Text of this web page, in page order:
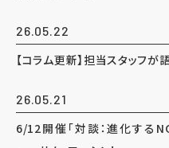
26.05.22
【コラム更新】担当スタッフ
26.05.21
6/12開催「対談：進化する